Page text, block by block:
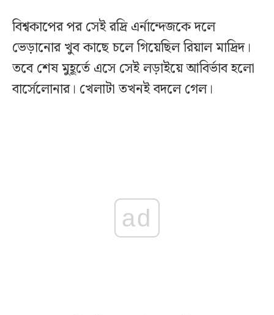
বিশ্বকাপের পর সেই রদ্রি এর্নান্দেজকে দলে
ভেড়ানোর খুব কাছে চলে গিয়েছিল রিয়াল মাদ্রিদ।
তবে শেষ মুহূর্তে এসে সেই লড়াইয়ে আবির্ভাব হলো
বার্সেলোনার। খেলাটা তখনই বদলে গেল।
ad